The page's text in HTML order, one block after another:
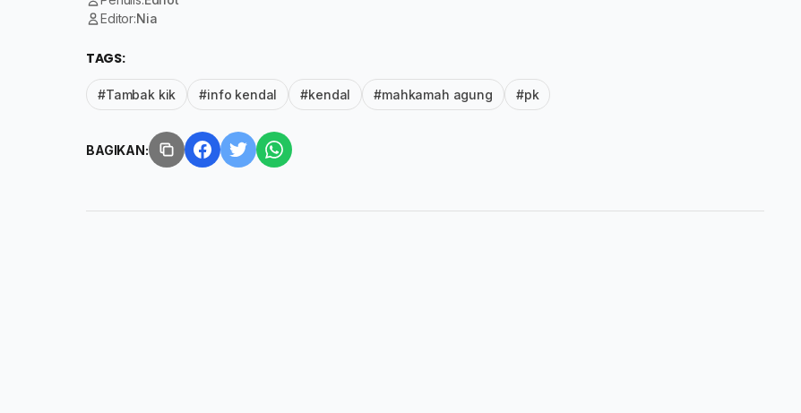
Editor:Nia
TAGS:
#Tambak kik #info kendal #kendal #mahkamah agung #pk
BAGIKAN: